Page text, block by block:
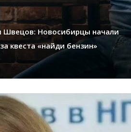
Швецов: Новосибирцы начали
квеста «найди бензин»